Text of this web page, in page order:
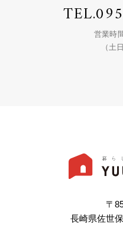
TEL.
営業時
（土
〒
長崎県佐世